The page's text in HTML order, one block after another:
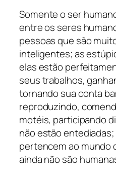
Somente o ser
entre os seres
pessoas que são
inteligentes; as
elas estão
seus trabalhos,
tornando sua conta
reproduzindo,
motéis, participando
não estão
pertencem ao mundo
ainda não são